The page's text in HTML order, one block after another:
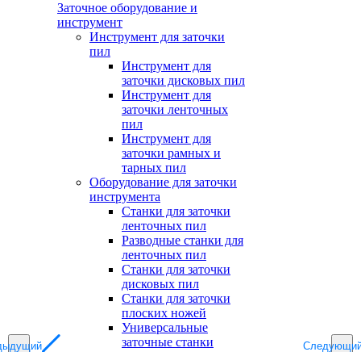
Заточное оборудование и
инструмент
Инструмент для заточки
пил
Инструмент для
заточки дисковых пил
Инструмент для
заточки ленточных
пил
Инструмент для
заточки рамных и
тарных пил
Оборудование для заточки
инструмента
Станки для заточки
ленточных пил
Разводные станки для
ленточных пил
Станки для заточки
дисковых пил
Станки для заточки
плоских ножей
Универсальные
заточные станки